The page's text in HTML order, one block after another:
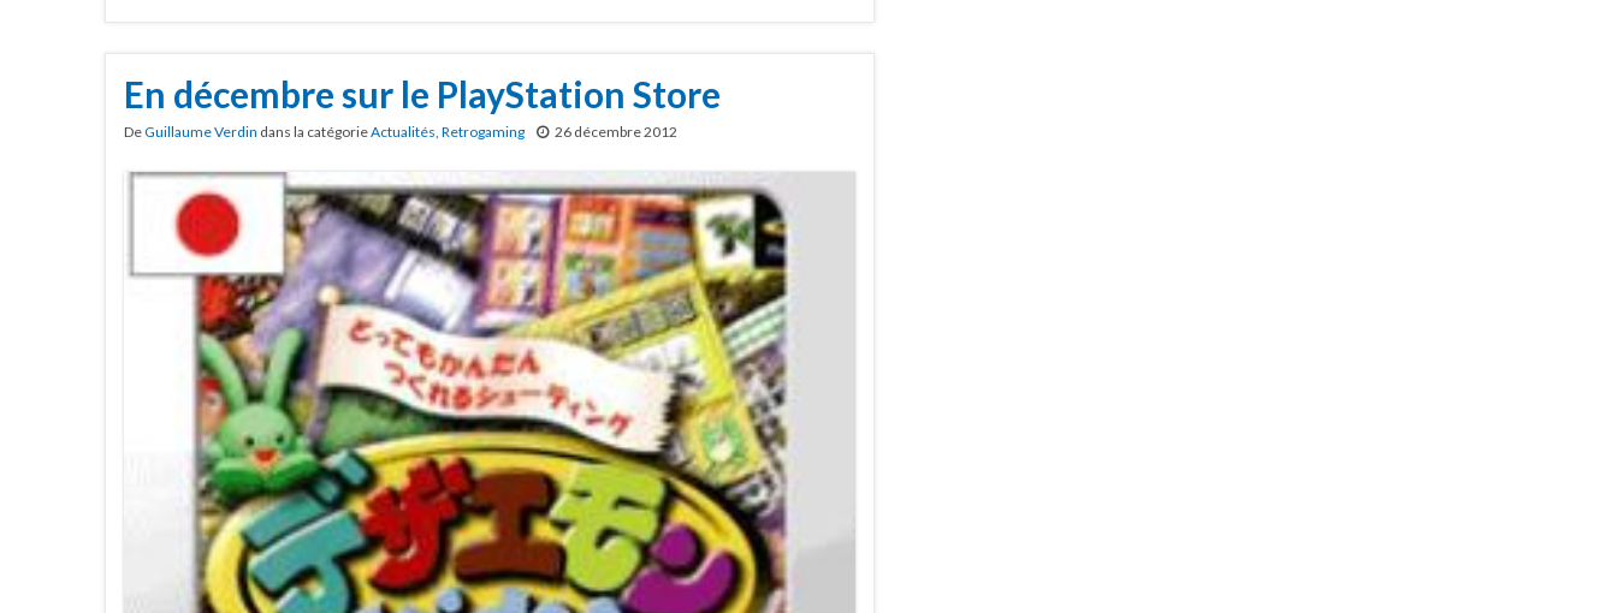
En décembre sur le PlayStation Store
DeGuillaume Verdin dans la catégorieActualités, Retrogaming 26 décembre 2012